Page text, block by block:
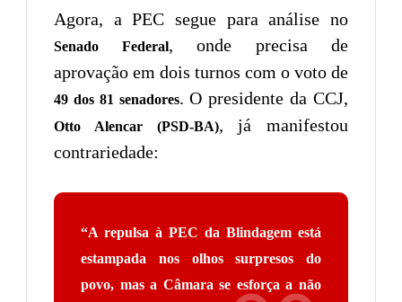
Agora, a PEC segue para análise no
Senado Federal, onde precisa de
aprovação em dois turnos com o voto de
49 dos 81 senadores. O presidente da CCJ,
Otto Alencar (PSD-BA), já manifestou
contrariedade:
“A repulsa à PEC da Blindagem está
estampada nos olhos surpresos do
povo, mas a Câmara se esforça a não